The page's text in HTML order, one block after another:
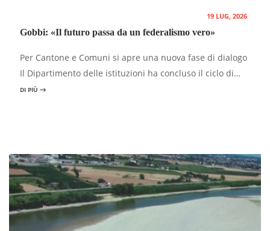
19 LUG, 2026
Gobbi: «Il futuro passa da un federalismo vero»
Per Cantone e Comuni si apre una nuova fase di dialogo
Il Dipartimento delle istituzioni ha concluso il ciclo di…
DI PIÙ